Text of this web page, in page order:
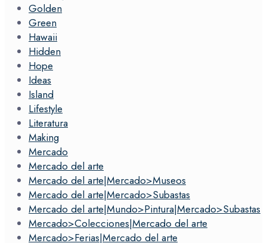
Golden
Green
Hawaii
Hidden
Hope
Ideas
Island
Lifestyle
Literatura
Making
Mercado
Mercado del arte
Mercado del arte|Mercado>Museos
Mercado del arte|Mercado>Subastas
Mercado del arte|Mundo>Pintura|Mercado>Subastas
Mercado>Colecciones|Mercado del arte
Mercado>Ferias|Mercado del arte